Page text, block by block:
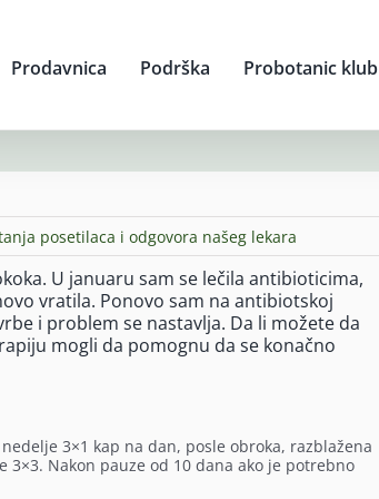
Prodavnica Podrška Probotanic klub
posetilaca i odgovora našeg lekara
U januaru sam se lečila antibioticima,
vratila. Ponovo sam na antibiotskoj
i problem se nastavlja. Da li možete da
mogli da pomognu da se konačno
3×1 kap na dan, posle obroka, razblažena
Nakon pauze od 10 dana ako je potrebno